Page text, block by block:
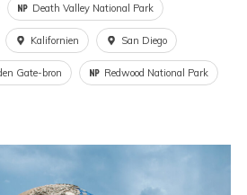
Death Valley National Park
Kalifornien San Diego
Gate-bron Redwood National Park